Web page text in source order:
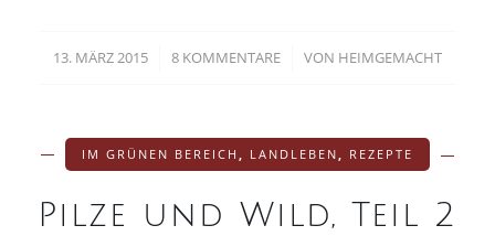
13. MÄRZ 2015
/ 8 KOMMENTARE
/ VON HEIMGEMACHT
IM GRÜNEN BEREICH , LANDLEBEN, REZEPTE
Pilze und Wild, Teil 2